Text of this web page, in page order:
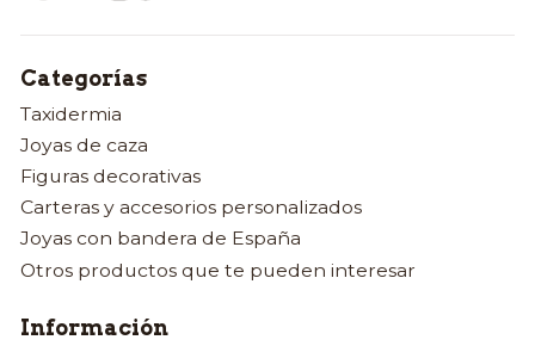
Categorías
Taxidermia
Joyas de caza
Figuras decorativas
Carteras y accesorios personalizados
Joyas con bandera de España
Otros productos que te pueden interesar
Información